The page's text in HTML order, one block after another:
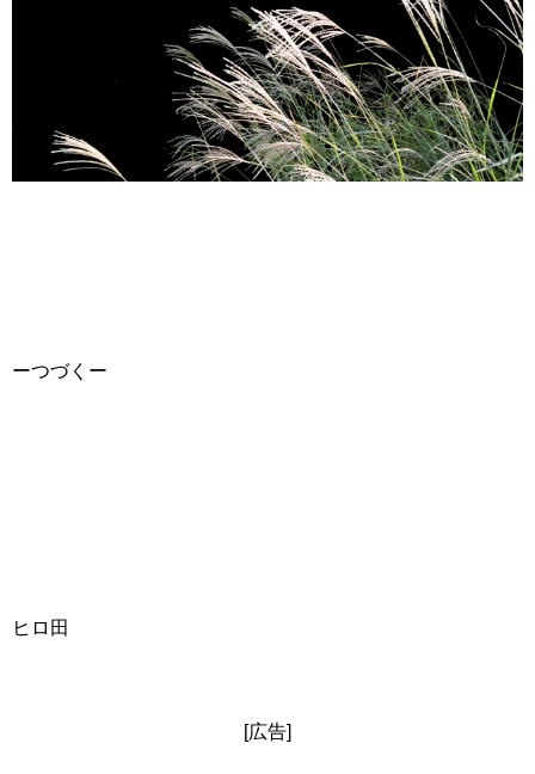
ーつづくー
ヒロ田
[広告]